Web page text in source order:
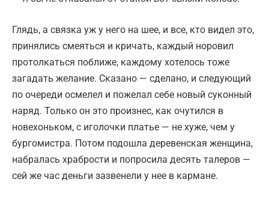
Глядь, а связка уж у него на шее, и все, кто видел это,
принялись смеяться и кричать, каждый норовил
протолкаться поближе, каждому хотелось тоже
загадать желание. Сказано — сделано, и следующий
по очереди осмелел и пожелал себе новый суконный
наряд. Только он это произнес, как очутился в
новехоньком, с иголочки платье — не хуже, чем у
бургомистра. Потом подошла деревенская женщина,
набралась храбрости и попросила десять талеров —
сей же час деньги зазвенели у нее в кармане.